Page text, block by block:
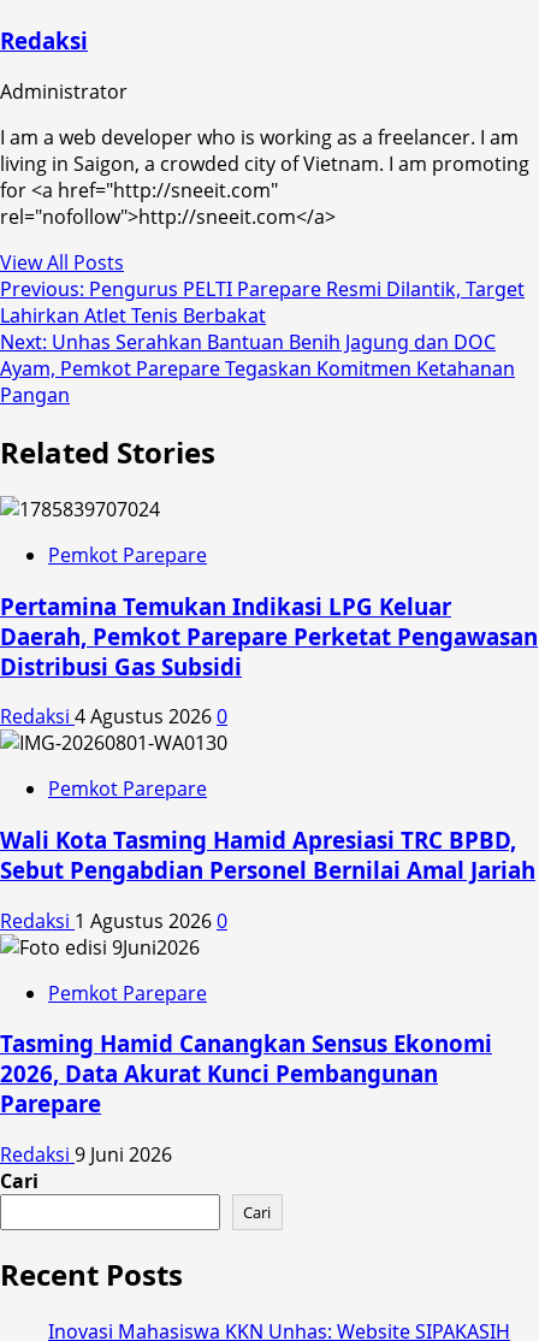
Redaksi
Administrator
I am a web developer who is working as a freelancer. I am
living in Saigon, a crowded city of Vietnam. I am promoting
for <a href="http://sneeit.com"
rel="nofollow">http://sneeit.com</a>
View All Posts
Post
navigation
Previous: Pengurus PELTI Parepare Resmi Dilantik, Target
Lahirkan Atlet Tenis Berbakat
Next: Unhas Serahkan Bantuan Benih Jagung dan DOC
Ayam, Pemkot Parepare Tegaskan Komitmen Ketahanan
Pangan
Related Stories
Pemkot Parepare
Pertamina Temukan Indikasi LPG Keluar
Daerah, Pemkot Parepare Perketat Pengawasan
Distribusi Gas Subsidi
Redaksi 4 Agustus 20260
Pemkot Parepare
Wali Kota Tasming Hamid Apresiasi TRC BPBD,
Sebut Pengabdian Personel Bernilai Amal Jariah
Redaksi 1 Agustus 20260
Pemkot Parepare
Tasming Hamid Canangkan Sensus Ekonomi
2026, Data Akurat Kunci Pembangunan
Parepare
Redaksi 9 Juni 2026
Cari
Cari
Recent Posts
Inovasi Mahasiswa KKN Unhas: Website SIPAKASIH